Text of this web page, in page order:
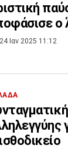
ο
24 Ιαν 2025 11:12